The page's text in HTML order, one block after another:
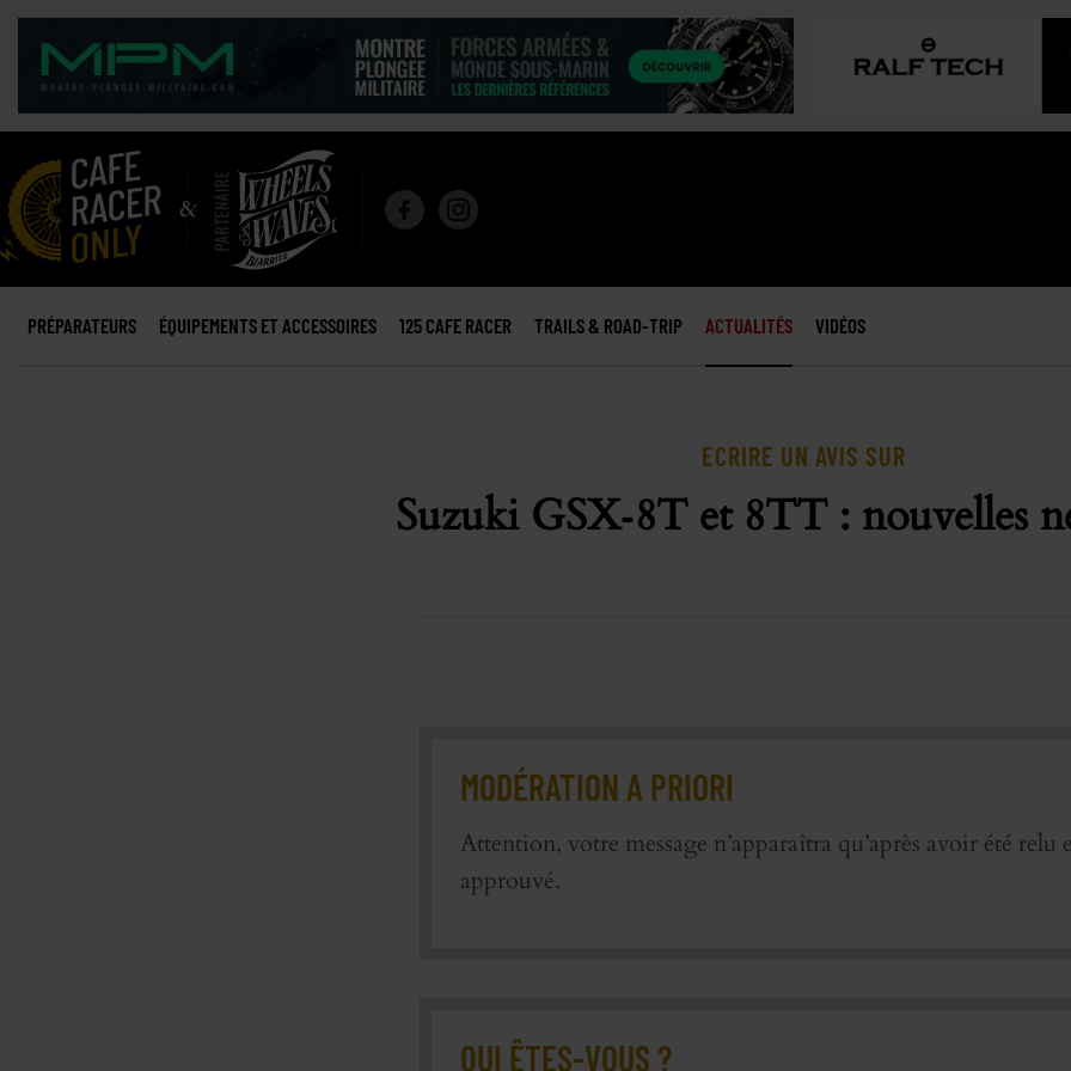
PRÉPARATEURS ÉQUIPEMENTS ET ACCESSOIRES 125 CAFE RACER TRAILS & ROAD-TRIP ACTUALITÉS VIDÉOS
ECRIRE UN AVIS SUR
Suzuki GSX‑8T et 8TT : nouvelles
MODÉRATION A PRIORI
Attention, votre message n’apparaîtra qu’après avoir été relu
approuvé.
QUI ÊTES-VOUS ?